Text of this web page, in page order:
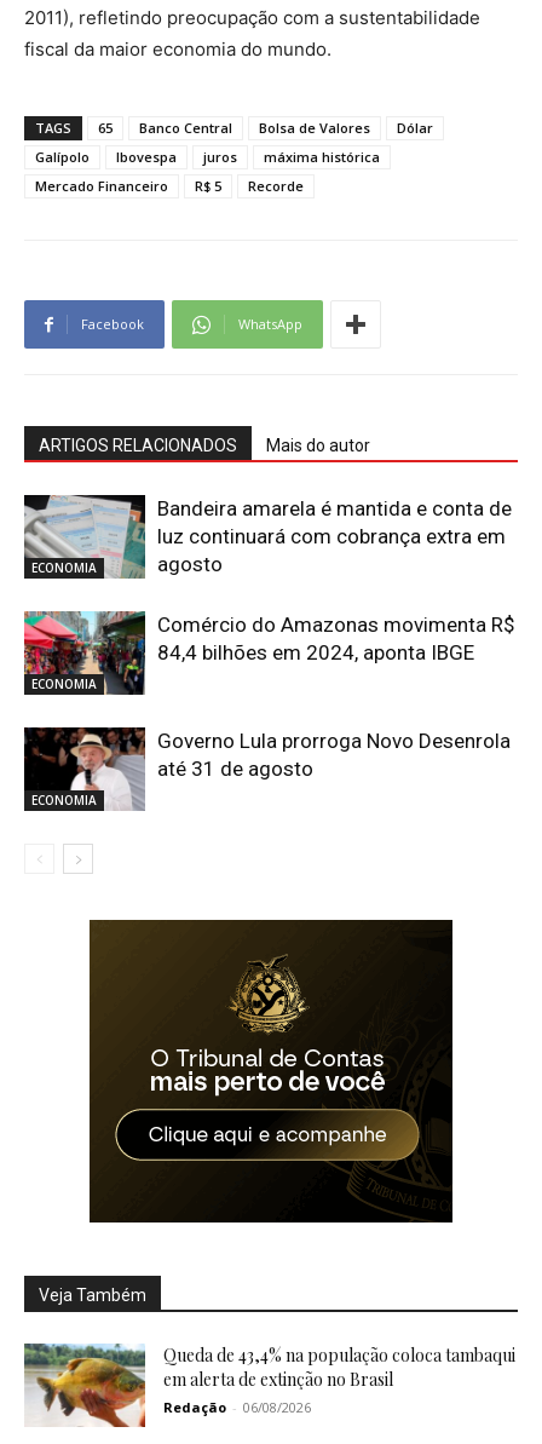
2011), refletindo preocupação com a sustentabilidade
fiscal da maior economia do mundo.
TAGS 65 Banco Central Bolsa de Valores
Dólar
Galípolo
Ibovespa juros
máxima histórica
Mercado Financeiro
R$ 5 Recorde
Facebook WhatsApp
ARTIGOS RELACIONADOS Mais do autor
ECONOMIA
Bandeira amarela é mantida e conta de
luz continuará com cobrança extra em
agosto
ECONOMIA
Comércio do Amazonas movimenta R$
84,4 bilhões em 2024, aponta IBGE
ECONOMIA
Governo Lula prorroga Novo Desenrola
até 31 de agosto
Veja Também
Queda de 43,4% na população coloca tambaqui
em alerta de extinção no Brasil
Redação - 06/08/2026